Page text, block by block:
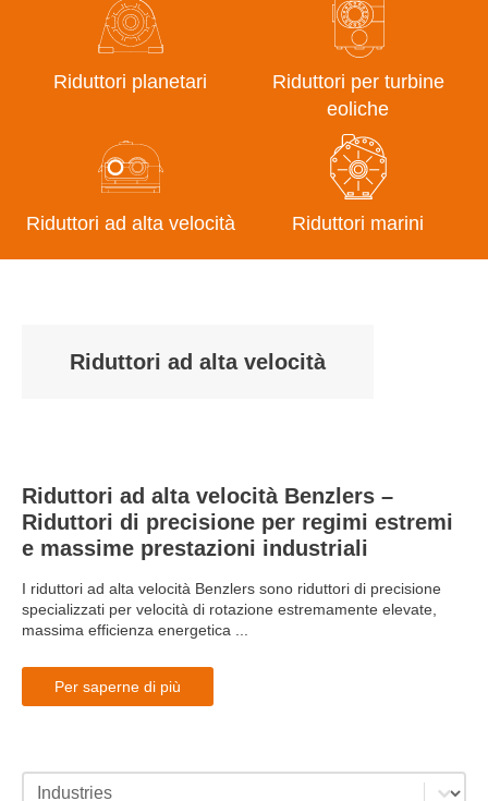
Riduttori planetari
Riduttori per turbine
eoliche
Riduttori ad alta velocità Riduttori marini
Riduttori ad alta velocità
Riduttori ad alta velocità Benzlers –
Riduttori di precisione per regimi estremi
e massime prestazioni industriali
I riduttori ad alta velocità Benzlers sono riduttori di precisione
specializzati per velocità di rotazione estremamente elevate,
massima efficienza energetica ...
Per saperne di più
industries category facet - mobile